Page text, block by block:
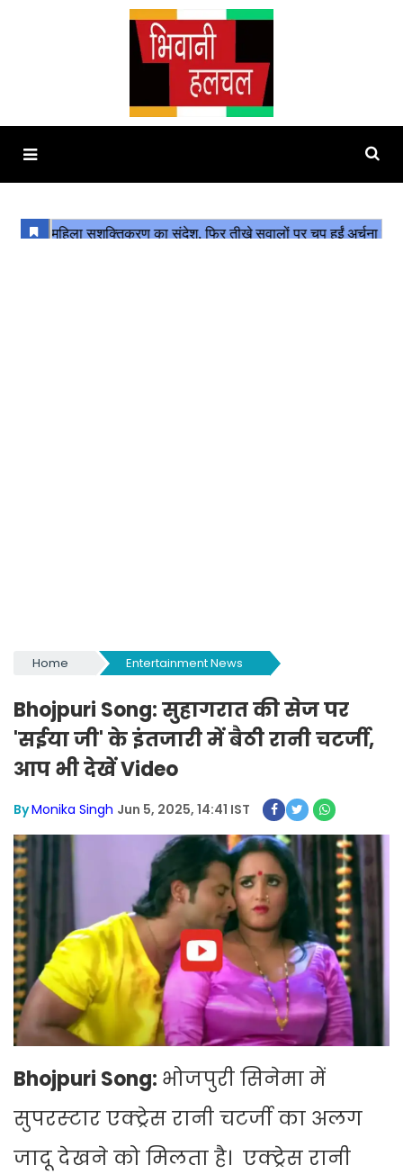
Home Entertainment News
Bhojpuri Song: सुहागरात की सेज पर
'सईया जी' के इंतजारी में बैठी रानी चटर्जी,
आप भी देखें Video
ByMonika Singh Jun 5, 2025, 14:41 IST
Bhojpuri Song: भोजपुरी सिनेमा में
सुपरस्‍टार एक्‍ट्रेस रानी चटर्जी का अलग
जादू देखने को मिलता है। एक्‍ट्रेस रानी